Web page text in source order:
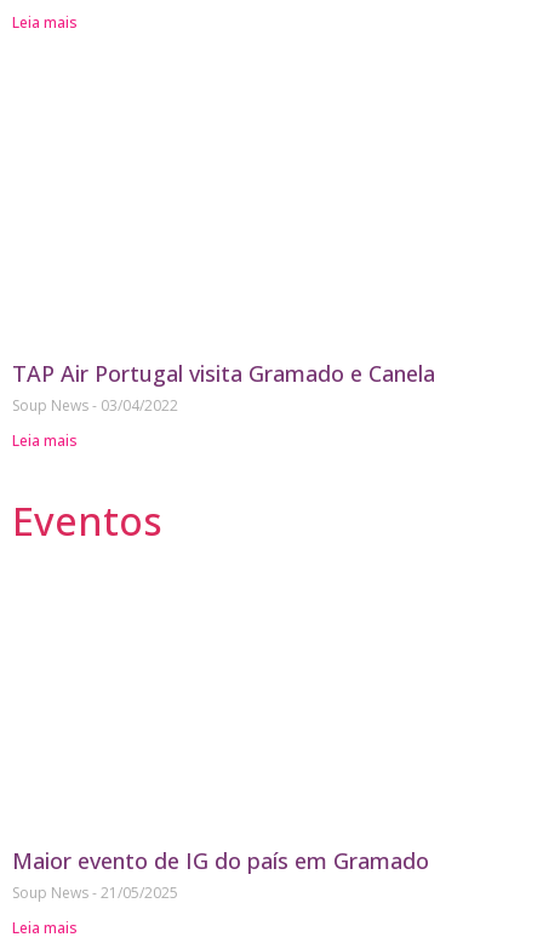
Leia mais
TAP Air Portugal visita Gramado e Canela
Soup News
03/04/2022
Leia mais
Eventos
Maior evento de IG do país em Gramado
Soup News 21/05/2025
Leia mais